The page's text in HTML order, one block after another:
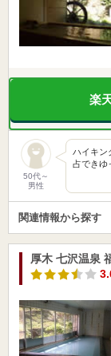
楽
50代～
男性
ハイキン
占できゆ
関連情報から探す
厚木 七沢温泉